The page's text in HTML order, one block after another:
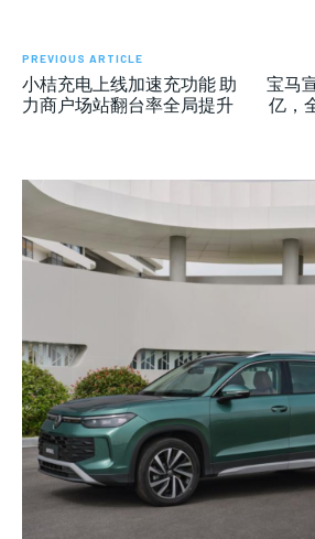
PREVIOUS ARTICLE
小桔充电上线加速充功能 助
力商户场站翻台率全局提升
宝马
亿，